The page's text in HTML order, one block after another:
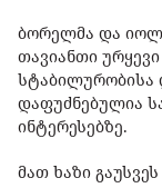
ბორელმა და
თავიანთი
დაფუძნებულია
ინტერესებზე.
მათ ხაზი